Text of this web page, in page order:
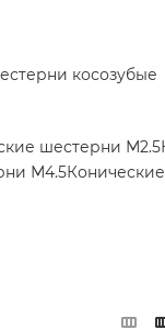
косозубые
шестерни М2.5
М4.5